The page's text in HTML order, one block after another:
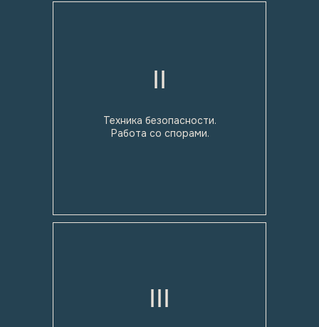
Техника безопасности.
Работа со спорами.
II
III